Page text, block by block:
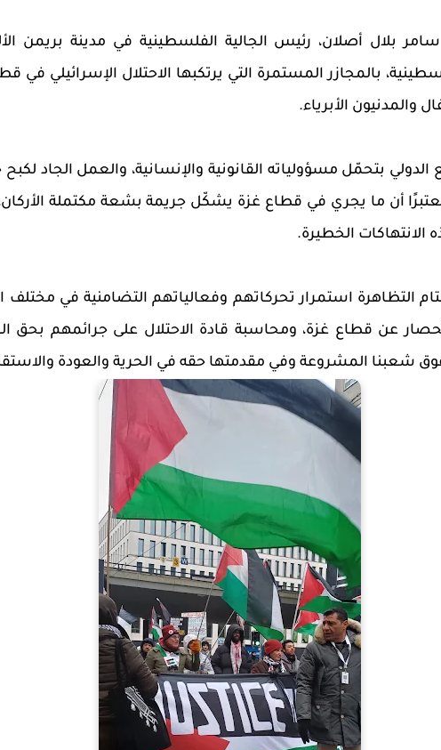
بلال أصلان، رئيس الجالية الفلسطينية في مدينة بريمن
بالمجازر المستمرة التي يرتكبها الاحتلال الإسرائيلي في
والمدنيون الأبرياء.
بتحمّل مسؤولياته القانونية والإنسانية، والعمل الجاد لكبح
أن ما يجري في قطاع غزة يشكّل جريمة بشعة مكتملة
الانتهاكات الخطيرة.
التظاهرة استمرار تحركاتهم وفعالياتهم التضامنية في مختلف
عن قطاع غزة، ومحاسبة قادة الاحتلال على جرائمهم بحق
شعبنا المشروعة وفي مقدمتها حقه في الحرية والعودة